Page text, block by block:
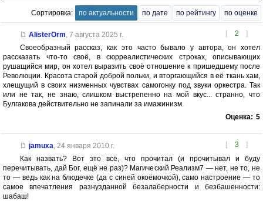
Сортировка: по актуальности по дате по рейтингу по оценке
[ 2 ]
AlisterOrm 7 августа 2025 г.
Своеобразный рассказ, как это часто бывало у автора, он хотел
рассказать что-то своё, в сюрреалистических строках, описывающих
рушащийся мир, он хотел выразить своё отношение к пришедшему после
Революции. Красота старой доброй польки, и вторгающийся в её ткань хам,
хлещущий в своих низменных чувствах самогонку под звуки оркестра. Так
или не так, не знаю, слишком выстрепенно на мой вкус... странно, что
Булгакова действительно не запинали за имажинизм.
Оценка: 5
[ 3 ]
jamuxa 24 января 2010 г.
Как назвать? Вот это всё, что прочитал (и прочитывал и буду
перечитывать, дай Бог, ещё не раз)? Магический Реализм7 — нет, не то, не
то — ведь как на блюдечке (да с синей окоёмочкой), само настроение — то
самое впечатления разнузданной безалаберности и безбашенности:
шабаш!